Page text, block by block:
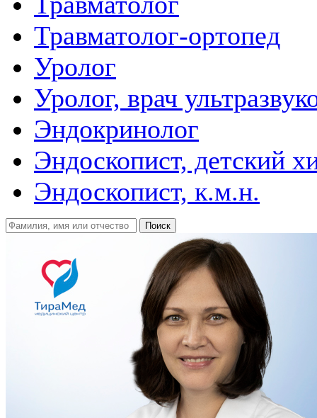
Травматолог-ортопед
Уролог
Уролог, врач
Эндокринолог
Эндоскопист, детский
Эндоскопист, к.м.н.
Поиск